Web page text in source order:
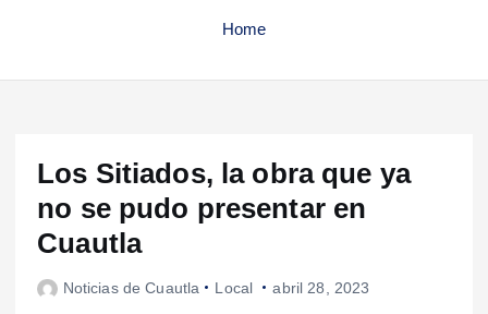
Home
Los Sitiados, la obra que ya
no se pudo presentar en
Cuautla
Noticias de Cuautla Local abril 28, 2023